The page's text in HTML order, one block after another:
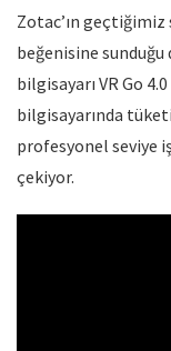
Zotac’ın
beğenisine
bilgisayarı VR Go
bilgisayarında
profesyonel seviye
çekiyor.